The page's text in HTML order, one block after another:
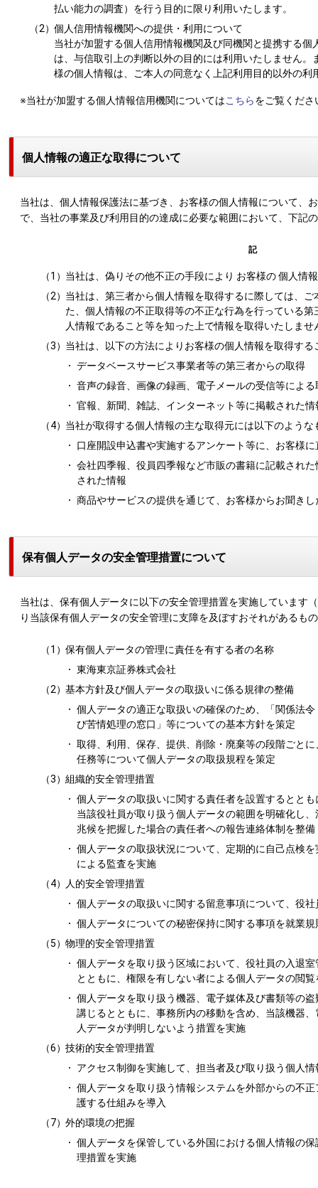
払い能力の調査）を行う目的に限り利用いたします。
（2）個人信用情報機関への提供・利用について
当社が加盟する個人信用情報機関及び同機関と提携する
は、与信取引上の判断以外の目的には利用いたしません
様の個人情報は、ご本人の同意なく上記利用目的以外の利
※当社が加盟する個人情報信用機関についてはこちらをご覧くださ
個人情報の適正な取得について
当社は、個人情報保護法に基づき、お客様の個人情報について、
で、当社の事業及び利用目的の達成に必要な範囲において、下記
記
（1） 当社は、偽りその他不正の手段により お客様の 個人情
（2） 当社は、第三者から個人情報を取得するに際しては、
た、個人情報の不正取得等の不正な行為を行っている
人情報であること等を知った上で情報を取得いたしませ
（3） 当社は、以下の方法によりお客様の個人情報を取得する
データベースサービス事業者等の第三者からの取得
音声の録音、画像の録画、電子メールの受信等による
官報、新聞、雑誌、インターネット等に掲載された
（4） 当社が取得する個人情報の主な取得元には以下のような
口座開設申込書や実施するアンケート等に、お客様
会社四季報、役員四季報など市販の書籍に記載され
された情報
商品やサービスの提供を通じて、お客様からお聞きし
保有個人データの安全管理措置について
当社は、保有個人データに以下の安全管理措置を実施しています
り当該保有個人データの安全管理に支障を及ぼすおそれがあるも
（1）保有個人データの管理に責任を有する者の名称
東海東京証券株式会社
（2）基本方針及び個人データの取扱いに係る規律の整備
個人データの適正な取扱いの確保のため、「関係法
び苦情処理の窓口」等についての基本方針を策定
取得、利用、保存、提供、削除・廃棄等の段階ごと
任務等について個人データの取扱規程を策定
（3）組織的安全管理措置
個人データの取扱いに関する責任者を設置するとと
当該役社員が取り扱う個人データの範囲を明確化し
兆候を把握した場合の責任者への報告連絡体制を整備
個人データの取扱状況について、定期的に自己点検
による監査を実施
（4）
人的安全管理措置
個人データの取扱いに関する留意事項について、役
個人データについての秘密保持に関する事項を就業規
（5）物理的安全管理措置
個人データを取り扱う区域において、役社員の入退
とともに、権限を有しない者による個人データの閲
個人データを取り扱う機器、電子媒体及び書類等の
講じるとともに、事務所内の移動を含め、当該機器
人データが判明しないよう措置を実施
（6）技術的安全管理措置
アクセス制御を実施して、担当者及び取り扱う個人
個人データを取り扱う情報システムを外部からの不
護する仕組みを導入
（7）外的環境の把握
個人データを保管している外国における個人情報の
理措置を実施